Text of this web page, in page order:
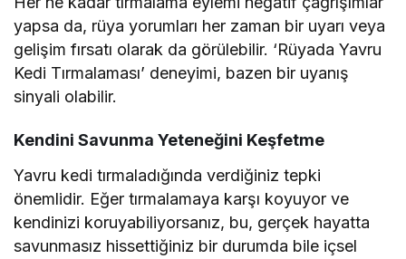
yapsa da, rüya yorumları her zaman bir uyarı veya
gelişim fırsatı olarak da görülebilir. ‘Rüyada Yavru
Kedi Tırmalaması’ deneyimi, bazen bir uyanış
sinyali olabilir.
Kendini Savunma Yeteneğini Keşfetme
Yavru kedi tırmaladığında verdiğiniz tepki
önemlidir. Eğer tırmalamaya karşı koyuyor ve
kendinizi koruyabiliyorsanız, bu, gerçek hayatta
savunmasız hissettiğiniz bir durumda bile içsel